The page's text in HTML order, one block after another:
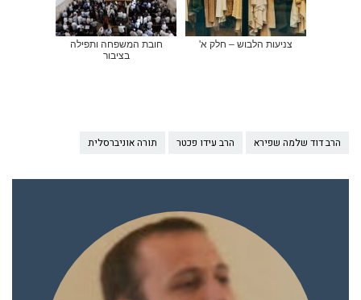
צניעות הלבוש – חלק א'
חובת המשפחה ותפילה
בציבור
הרב דוד שלמה שפירא הרב עידו פכטר תורה אוניברסלית